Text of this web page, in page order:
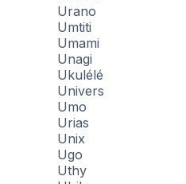
Urano
Umtiti
Umami
Unagi
Ukulélé
Univers
Umo
Urias
Unix
Ugo
Uthy